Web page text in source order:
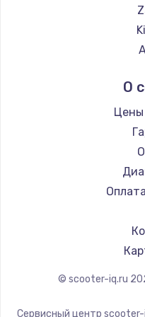
Установка /
О
Цены
© scooter-iq.ru
Сервисный центр scooter-